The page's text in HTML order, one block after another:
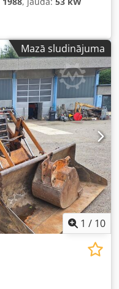
Mazā sludinājuma
1 / 10